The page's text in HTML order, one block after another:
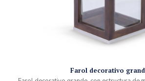
Farol decorativo